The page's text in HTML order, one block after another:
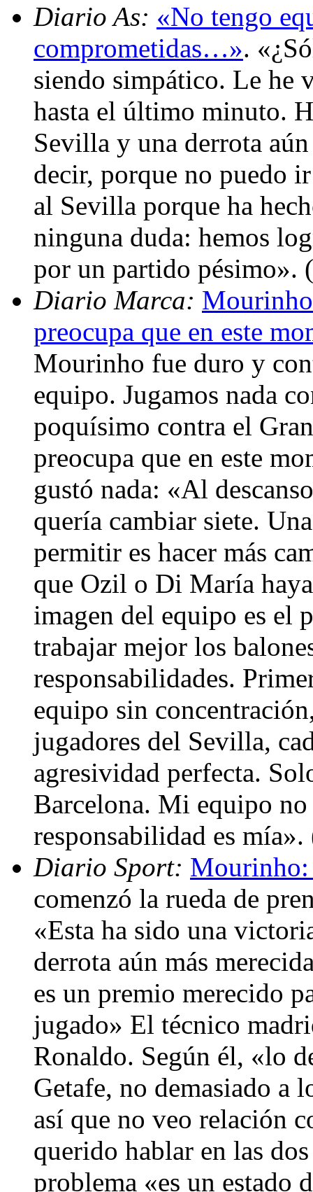
Diario As: «No tengo
comprometidas…».
siendo simpático. Le he
hasta el último minuto.
Sevilla y una derrota
decir, porque no puedo
al Sevilla porque ha
ninguna duda: hemos
por un partido
Diario Marca:
preocupa que en este
Mourinho fue duro y
equipo. Jugamos nada
poquísimo contra el
preocupa que en este
gustó nada: «Al
quería cambiar siete.
permitir es hacer más
que Ozil o Di María
imagen del equipo es el
trabajar mejor los
responsabilidades.
equipo sin
jugadores del Sevilla,
agresividad perfecta.
Barcelona. Mi equipo
responsabilidad es
Diario Sport: Mourinho:
comenzó la rueda de
«Esta ha sido una
derrota aún más
es un premio merecido
jugado» El técnico
Ronaldo. Según él, «lo
Getafe, no demasiado a
así que no veo relación
querido hablar en las
problema «es un estado